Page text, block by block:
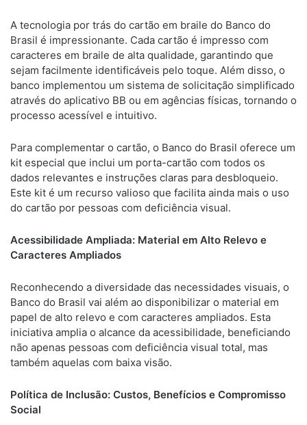
A tecnologia por trás do cartão em braile do Banco do
Brasil é impressionante. Cada cartão é impresso com
caracteres em braile de alta qualidade, garantindo que
sejam facilmente identificáveis pelo toque. Além disso, o
banco implementou um sistema de solicitação simplificado
através do aplicativo BB ou em agências físicas, tornando o
processo acessível e intuitivo.
Para complementar o cartão, o Banco do Brasil oferece um
kit especial que inclui um porta-cartão com todos os
dados relevantes e instruções claras para desbloqueio.
Este kit é um recurso valioso que facilita ainda mais o uso
do cartão por pessoas com deficiência visual.
Acessibilidade Ampliada: Material em Alto Relevo e
Caracteres Ampliados
Reconhecendo a diversidade das necessidades visuais, o
Banco do Brasil vai além ao disponibilizar o material em
papel de alto relevo e com caracteres ampliados. Esta
iniciativa amplia o alcance da acessibilidade, beneficiando
não apenas pessoas com deficiência visual total, mas
também aquelas com baixa visão.
Política de Inclusão: Custos, Benefícios e Compromisso
Social